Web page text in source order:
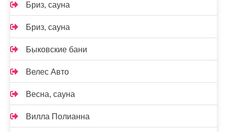
Бриз, сауна
Бриз, сауна
Быковские бани
Велес Авто
Весна, сауна
Вилла Полианна